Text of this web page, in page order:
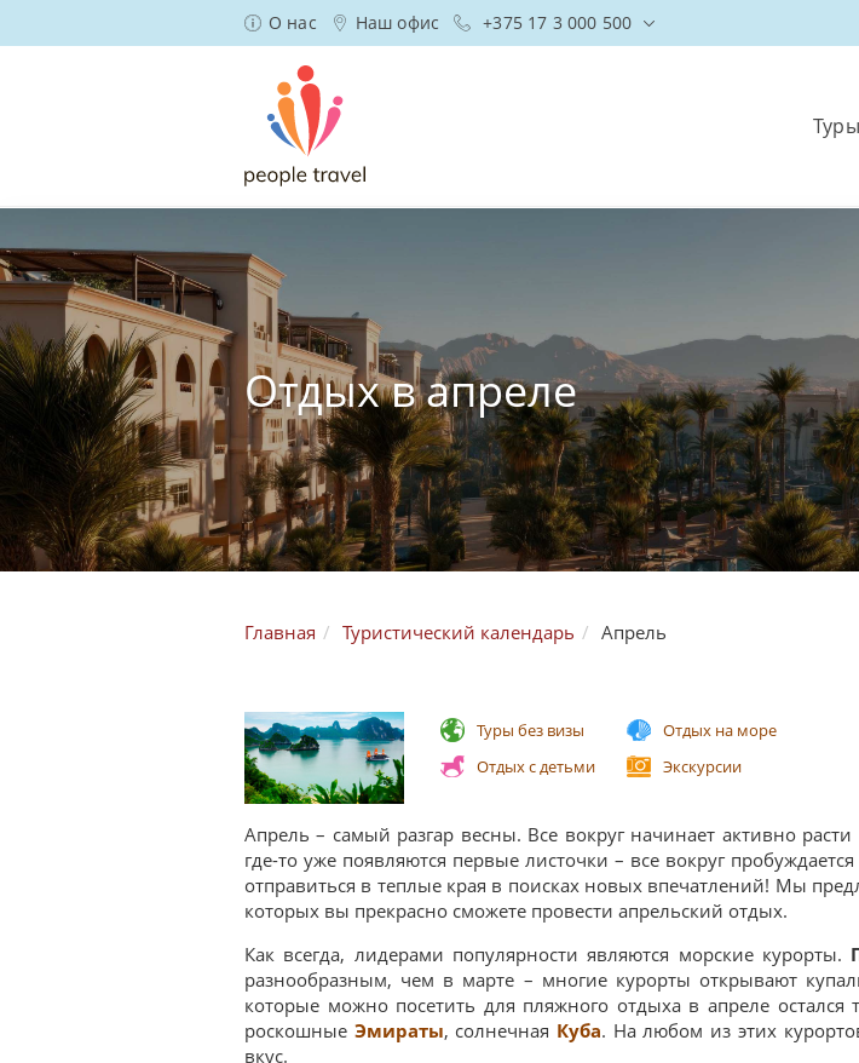
О нас Наш офис +375 17 3 000 500
Туры
Отдых в апреле
Главная Туристический календарь Апрель
Туры без визы
Отдых на море
Отдых с детьми
Экскурсии
Апрель – самый разгар весны. Все вокруг начинает активно
где-то уже появляются первые листочки – все вокруг
отправиться в теплые края в поисках новых впечатлений! Мы
которых вы прекрасно сможете провести апрельский отдых.
Как всегда, лидерами популярности являются морские курорты.
разнообразным, чем в марте – многие курорты открывают
которые можно посетить для пляжного отдыха в апреле
роскошные Эмираты, солнечная Куба. На любом из этих
вкус.